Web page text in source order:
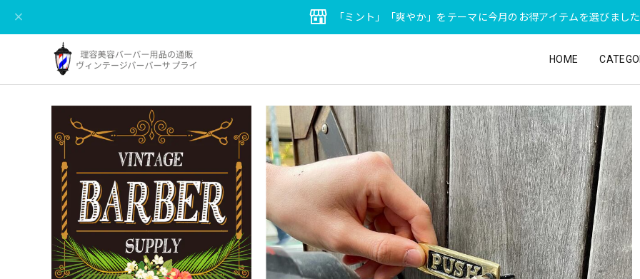
「ミント」「爽やか」をテーマに今月のお得アイテムを選びまし
HOME